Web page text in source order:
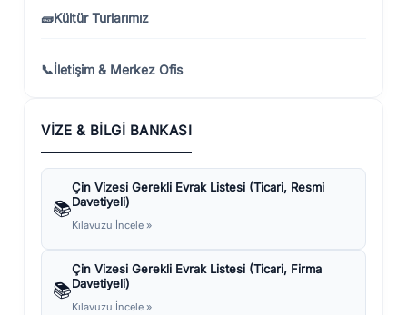
🧱Kültür Turlarımız
📞İletişim & Merkez Ofis
VIZE & BILGI BANKASI
📚
Çin Vizesi Gerekli Evrak Listesi (Ticari, Resmi
Davetiyeli)
Kılavuzu İncele »
📚
Çin Vizesi Gerekli Evrak Listesi (Ticari, Firma
Davetiyeli)
Kılavuzu İncele »